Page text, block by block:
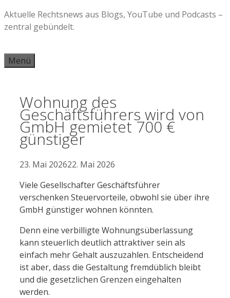
Zum
Inhalt
Aktuelle Rechtsnews aus Blogs, YouTube und Podcasts –
zentral gebündelt.
Menü
Wohnung des
Geschäftsführers wird von
GmbH gemietet 700 €
günstiger
23. Mai 202622. Mai 2026
Viele Gesellschafter Geschäftsführer
verschenken Steuervorteile, obwohl sie über ihre
GmbH günstiger wohnen könnten.
Denn eine verbilligte Wohnungsüberlassung
kann steuerlich deutlich attraktiver sein als
einfach mehr Gehalt auszuzahlen. Entscheidend
ist aber, dass die Gestaltung fremdüblich bleibt
und die gesetzlichen Grenzen eingehalten
werden.